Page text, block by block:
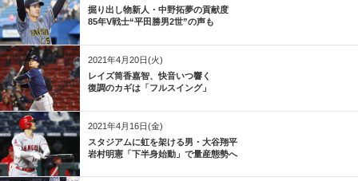
掘り出し物新人・中野拓夢の貢献度
85年V戦士“平田勝男2世”の声も
2021年4月20日(火)
レイズ筒香嘉智、快音いつ響く
復調のカギは「フルスイング」
2021年4月16日(金)
スタジアムに虹を架ける男・大谷翔平
岩村明憲「下半身始動」で量産態勢へ